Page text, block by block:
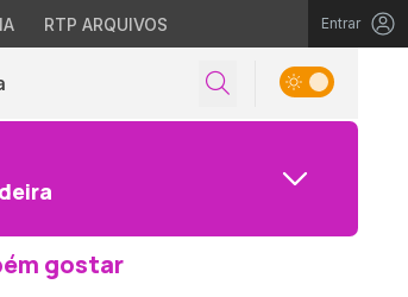
RTP ARQUIVOS Entrar
gostar